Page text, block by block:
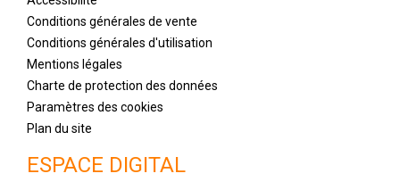
Conditions générales de vente
Conditions générales d'utilisation
Mentions légales
Charte de protection des données
Paramètres des cookies
Plan du site
ESPACE DIGITAL